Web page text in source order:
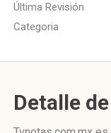
Última Revisión
Categoria
Detalle